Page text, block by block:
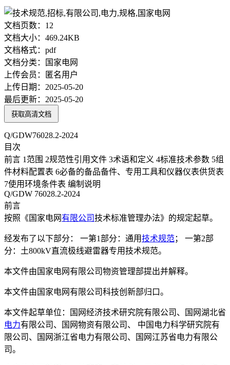
文档页数： 12
文档大小： 469.24KB
文档格式： pdf
文档分类：
国家电网
上传会员：
匿名用户
上传日期： 2025-05-20
最后更新： 2025-05-20
获取高清文档
Q/GDW76028.2-2024
目次
前言 1范围 2规范性引用文件 3术语和定义 4标准技术参数 5组
件材料配置表 6必备的备品备件、专用工具和仪器仪表供货表
7使用环境条件表 编制说明
Q/GDW 76028.2-2024
前言
按照《国家电网有限公司技术标准管理办法》的规定起草。
经发布了以下部分： 一第1部分：通用技术规范； 一第2部
分：土800kV直流极线避雷器专用技术规范。
本文件由国家电网有限公司物资管理部提出并解释。
本文件由国家电网有限公司科技创新部归口。
本文件起草单位：国网经济技术研究院有限公司、国网湖北省
电力有限公司、国网物资有限公司、 中国电力科学研究院有
限公司、国网浙江省电力有限公司、国网江苏省电力有限公
司。